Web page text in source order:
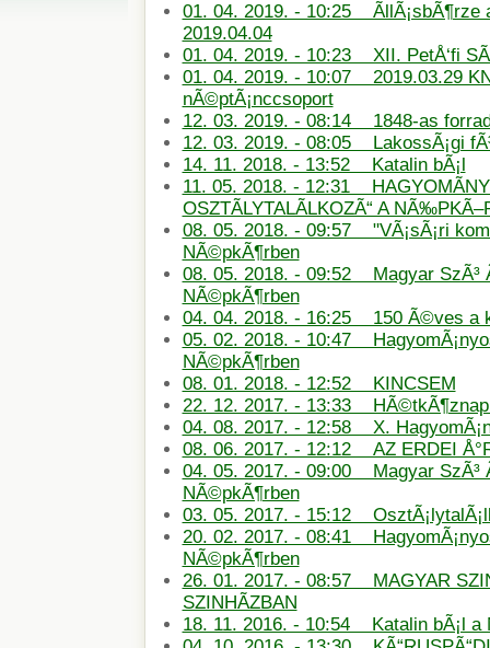
01. 04. 2019. - 10:25 ÃllÃ¡sbÃ¶rze
2019.04.04
01. 04. 2019. - 10:23 XII. PetÅ‘fi
01. 04. 2019. - 10:07 2019.03.29
nÃ©ptÃ¡nccsoport
12. 03. 2019. - 08:14 1848-as
12. 03. 2019. - 08:05 LakossÃ¡gi
14. 11. 2018. - 13:52 Katalin bÃ¡l
11. 05. 2018. - 12:31
OSZTÃLYTALÃLKOZÃ“ A
08. 05. 2018. - 09:57 "VÃ¡sÃ¡ri
NÃ©pkÃ¶rben
08. 05. 2018. - 09:52 Magyar SzÃ³
NÃ©pkÃ¶rben
04. 04. 2018. - 16:25 150 Ã©ves a
05. 02. 2018. - 10:47
NÃ©pkÃ¶rben
08. 01. 2018. - 12:52 KINCSEM
22. 12. 2017. - 13:33 HÃ©tkÃ¶znapi
04. 08. 2017. - 12:58 X.
08. 06. 2017. - 12:12 AZ ERDEI
04. 05. 2017. - 09:00 Magyar SzÃ³
NÃ©pkÃ¶rben
03. 05. 2017. - 15:12
20. 02. 2017. - 08:41
NÃ©pkÃ¶rben
26. 01. 2017. - 08:57 MAGYAR
SZINHÃZBAN
18. 11. 2016. - 10:54 Katalin bÃ¡l a